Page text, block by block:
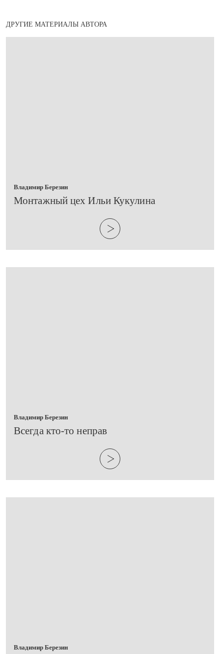
ДРУГИЕ МАТЕРИАЛЫ АВТОРА
Владимир Березин
​Монтажный цех Ильи Кукулина
Владимир Березин
​Всегда кто-то неправ
Владимир Березин